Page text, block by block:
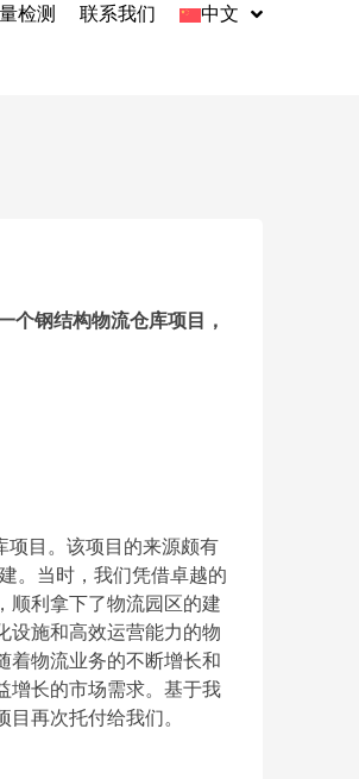
检测 联系我们 中文
个钢结构物流仓库项目，
目。该项目的来源颇有
。当时，我们凭借卓越的
顺利拿下了物流园区的建
设施和高效运营能力的物
着物流业务的不断增长和
增长的市场需求。基于我
再次托付给我们。